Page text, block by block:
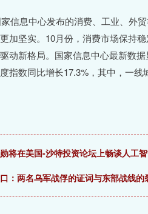
息中心发布的消费、工业、外
加坚实。10月份，消费市场保持
动新格局。国家信息中心最新数
指数同比增长17.3%，其中，一
将在美国-沙特投资论坛上畅谈人工
：两名乌军战俘的证词与东部战线的